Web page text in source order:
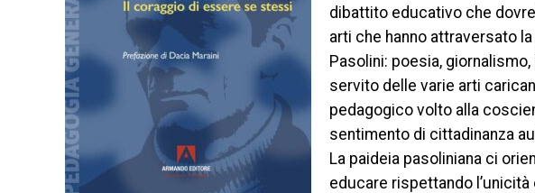
dibattito educativo che
arti che hanno attraversato
Pasolini: poesia,
servito delle varie arti
pedagogico volto alla
sentimento di cittadinanza
La paideia pasoliniana ci
educare rispettando